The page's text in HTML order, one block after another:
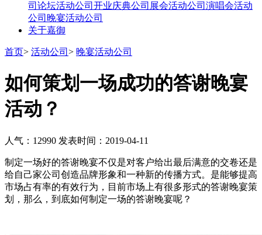
司 论坛活动公司 开业庆典公司 展会活动公司 演唱会活动
公司 晚宴活动公司
关于嘉御
首页> 活动公司 > 晚宴活动公司
如何策划一场成功的答谢晚宴
活动？
人气：12990 发表时间：2019-04-11
制定一场好的答谢晚宴不仅是对客户给出最后满意的交卷还是
给自己家公司创造品牌形象和一种新的传播方式。是能够提高
市场占有率的有效行为，目前市场上有很多形式的答谢晚宴策
划，那么，到底如何制定一场的答谢晚宴呢？